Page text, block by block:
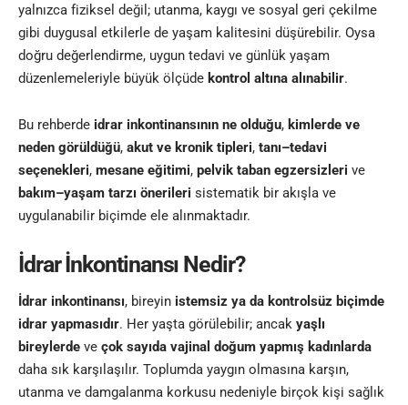
yalnızca fiziksel değil; utanma, kaygı ve sosyal geri çekilme
gibi duygusal etkilerle de yaşam kalitesini düşürebilir. Oysa
doğru değerlendirme, uygun tedavi ve günlük yaşam
düzenlemeleriyle büyük ölçüde kontrol altına alınabilir.
Bu rehberde idrar inkontinansının ne olduğu, kimlerde ve
neden görüldüğü, akut ve kronik tipleri, tanı–tedavi
seçenekleri, mesane eğitimi, pelvik taban egzersizleri ve
bakım–yaşam tarzı önerileri sistematik bir akışla ve
uygulanabilir biçimde ele alınmaktadır.
İdrar İnkontinansı Nedir?
İdrar inkontinansı, bireyin istemsiz ya da kontrolsüz biçimde
idrar yapmasıdır. Her yaşta görülebilir; ancak yaşlı
bireylerde ve çok sayıda vajinal doğum yapmış kadınlarda
daha sık karşılaşılır. Toplumda yaygın olmasına karşın,
utanma ve damgalanma korkusu nedeniyle birçok kişi sağlık